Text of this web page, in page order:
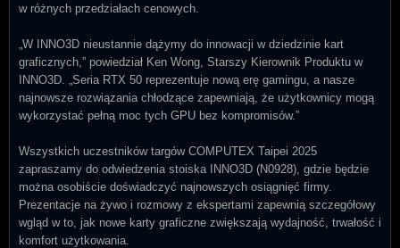
w różnych przedziałach cenowych.
„W INNO3D nieustannie dążymy do innowacji w dziedzinie kart
graficznych,” powiedział Ken Wong, Starszy Kierownik Produktu w
INNO3D. „Seria RTX 50 reprezentuje nową erę gamingu, a nasze
najnowsze rozwiązania chłodzące zapewniają, że użytkownicy mogą
wykorzystać pełną moc tych GPU bez kompromisów.”
Wszystkich uczestników targów COMPUTEX Taipei 2025
zapraszamy do odwiedzenia stoiska INNO3D (N0928), gdzie będzie
można osobiście doświadczyć najnowszych osiągnięć firmy.
Prezentacje na żywo i rozmowy z ekspertami zapewnią szczegółowy
wgląd w to, jak nowe karty graficzne zwiększają wydajność, trwałość i
komfort użytkowania.